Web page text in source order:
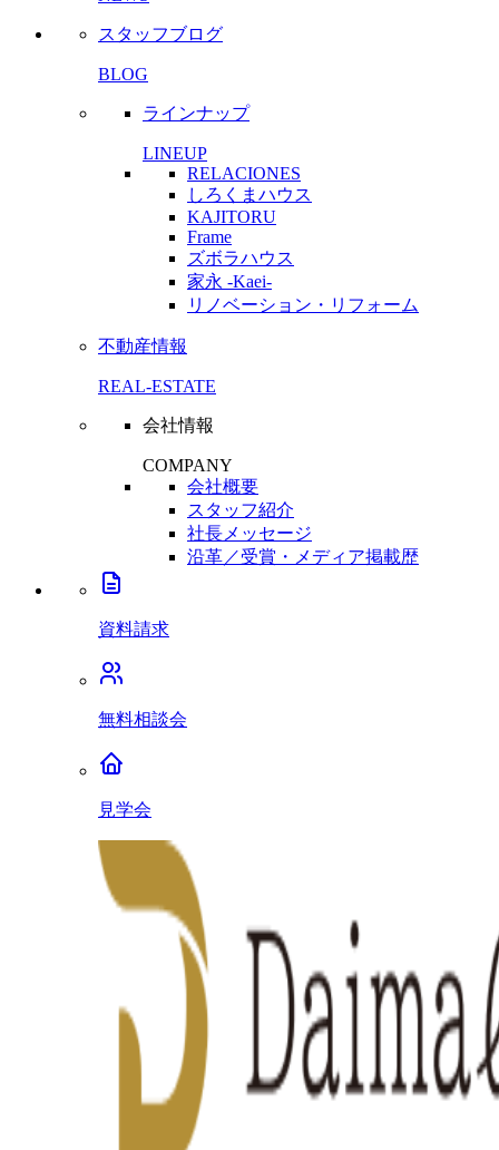
スタッフブログ
BLOG
ラインナップ
LINEUP
RELACIONES
しろくまハウス
KAJITORU
Frame
ズボラハウス
家永 -Kaei-
リノベーション・リフォーム
不動産情報
REAL-ESTATE
会社情報
COMPANY
会社概要
スタッフ紹介
社長メッセージ
沿革／受賞・メディア掲載歴
資料請求
無料相談会
見学会